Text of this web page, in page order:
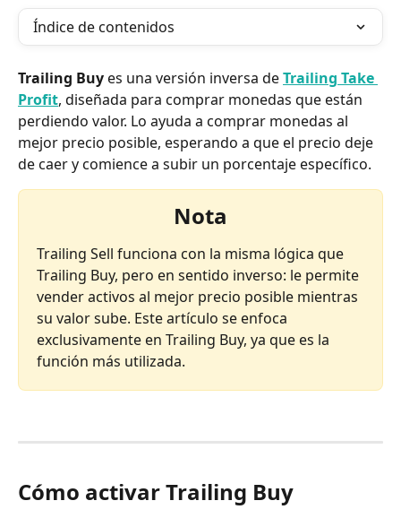
Índice de contenidos
Trailing Buy es una versión inversa de Trailing Take
Profit, diseñada para comprar monedas que están
perdiendo valor. Lo ayuda a comprar monedas al
mejor precio posible, esperando a que el precio deje
de caer y comience a subir un porcentaje específico.
Nota
Trailing Sell funciona con la misma lógica que
Trailing Buy, pero en sentido inverso: le permite
vender activos al mejor precio posible mientras
su valor sube. Este artículo se enfoca
exclusivamente en Trailing Buy, ya que es la
función más utilizada.
Cómo activar Trailing Buy